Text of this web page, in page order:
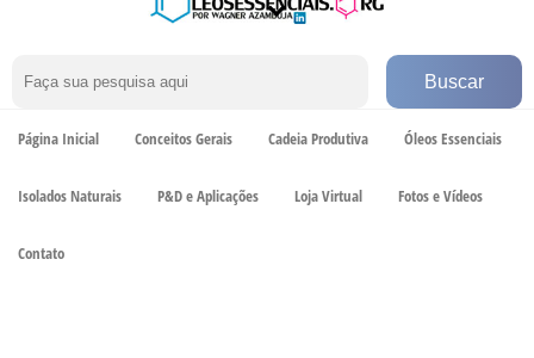
Página Inicial Conceitos Gerais Cadeia Produtiva Óleos Essenciais
Isolados Naturais P&D e Aplicações Loja Virtual Fotos e Vídeos
Contato